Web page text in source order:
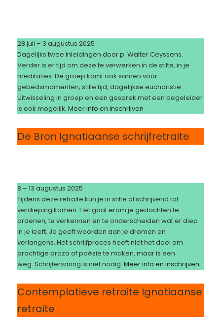
28 juli – 3 augustus 2025
Dagelijks twee inleidingen door p. Walter Ceyssens.
Verder is er tijd om deze te verwerken in de stilte, in je
meditaties. De groep komt ook samen voor
gebedsmomenten, stille tijd, dagelijkse eucharistie.
Uitwisseling in groep en een gesprek met een begeleider
is ook mogelijk. Meer info en inschrijven
De Bron Ignatiaanse schrijfretraite
8 – 13 augustus 2025
Tijdens deze retraite kun je in stilte al schrijvend tot
verdieping komen. Het gaat erom je gedachten te
ordenen, te verkennen en te onderscheiden wat er diep
in je leeft. Je geeft woorden aan je dromen en
verlangens. Het schrijfproces heeft niet het doel om
prachtige proza of poëzie te maken, maar is een
weg. Schrijfervaring is niet nodig. Meer info en inschrijven
Contemplatieve retraite Ignatiaanse
retraite